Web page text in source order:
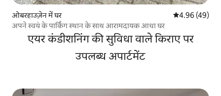
ओबरहाउज़ेन में घर औसत रेटिंग 5 में
4.96 (49)
अपने स्वयं के पार्किंग स्थान के साथ आरामदायक आधा घर
एयर कंडीशनिंग की सुविधा वाले किराए पर
उपलब्ध अपार्टमेंट